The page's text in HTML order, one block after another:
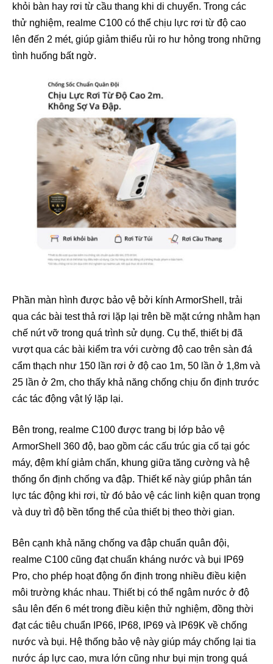
khỏi bàn hay rơi từ cầu thang khi di chuyển. Trong các
thử nghiệm, realme C100 có thể chịu lực rơi từ độ cao
lên đến 2 mét, giúp giảm thiểu rủi ro hư hỏng trong những
tình huống bất ngờ.
Phần màn hình được bảo vệ bởi kính ArmorShell, trải
qua các bài test thả rơi lặp lại trên bề mặt cứng nhằm hạn
chế nứt vỡ trong quá trình sử dụng. Cụ thể, thiết bị đã
vượt qua các bài kiểm tra với cường độ cao trên sàn đá
cẩm thạch như 150 lần rơi ở độ cao 1m, 50 lần ở 1,8m và
25 lần ở 2m, cho thấy khả năng chống chịu ổn định trước
các tác động vật lý lặp lại.
Bên trong, realme C100 được trang bị lớp bảo vệ
ArmorShell 360 độ, bao gồm các cấu trúc gia cố tại góc
máy, đệm khí giảm chấn, khung giữa tăng cường và hệ
thống ổn định chống va đập. Thiết kế này giúp phân tán
lực tác động khi rơi, từ đó bảo vệ các linh kiện quan trọng
và duy trì độ bền tổng thể của thiết bị theo thời gian.
Bên cạnh khả năng chống va đập chuẩn quân đội,
realme C100 cũng đạt chuẩn kháng nước và bụi IP69
Pro, cho phép hoạt động ổn định trong nhiều điều kiện
môi trường khác nhau. Thiết bị có thể ngâm nước ở độ
sâu lên đến 6 mét trong điều kiện thử nghiệm, đồng thời
đạt các tiêu chuẩn IP66, IP68, IP69 và IP69K về chống
nước và bụi. Hệ thống bảo vệ này giúp máy chống lại tia
nước áp lực cao, mưa lớn cũng như bụi mịn trong quá